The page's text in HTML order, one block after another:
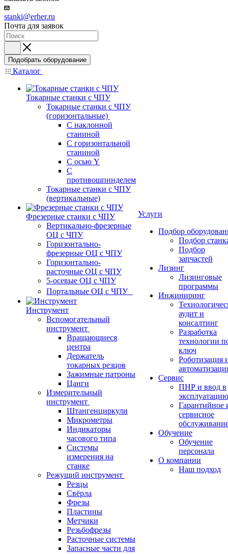
stanki@erher.ru
Почта для заявок
Подобрать оборудование
Каталог
Токарные станки с ЧПУ
Токарные станки с ЧПУ
(горизонтальные)
С наклонной
станиной
С горизонтальной
станиной
С осью Y
С
противошпинделем
Токарные станки с ЧПУ
(вертикальные)
Фрезерные станки с ЧПУ
Вертикально-фрезерные
ОЦ с ЧПУ
Горизонтально-
фрезерные ОЦ с ЧПУ
Горизонтально-
расточные ОЦ с ЧПУ
5-осевые ОЦ с ЧПУ
Портальные ОЦ с ЧПУ
Инструмент
Вспомогательный
инструмент
Вращающиеся
центра
Держатель
токарных резцов
Зажимные патроны
Цанги
Измерительный
инструмент
Штангенциркули
Микрометры
Индикаторы
часового типа
Системы
измерения на
станке
Режущий инструмент
Резцы
Свёрла
Фрезы
Пластины
Метчики
Резьбофрезы
Расточные системы
Запасные части для
Услуги
Подбор
Подбор
Подбор
запчастей
Лизинг
Лизинговые
программы
Инжиниринг
аудит и
консалтинг
Разработка
технологии
ключ
Роботизация
Сервис
ПНР и ввод в
эксплуатацию
Гарантийное
сервисное
Обучение
Обучение
персонала
О компании
Наш подход